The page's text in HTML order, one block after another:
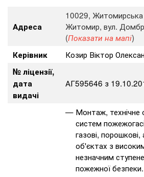
Адреса
10029,
Житомир, вул.
(Показати на мапі)
Керівник
Козир Віктор
№ ліцензії,
дата
видачі
АГ595646 з
Монтаж, технічне
систем
газові, порошкові,
об'єктах з
незначним
пожежної безпеки.